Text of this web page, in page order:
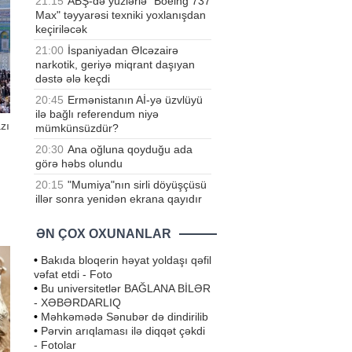
Max" təyyarəsi texniki yoxlanışdan
keçiriləcək
21:00 İspaniyadan Əlcəzairə
narkotik, geriyə miqrant daşıyan
dəstə ələ keçdi
20:45 Ermənistanın Aİ-yə üzvlüyü
ilə bağlı referendum niyə
mümkünsüzdür?
20:30 Ana oğluna qoyduğu ada
görə həbs olundu
20:15 "Mumiya"nın sirli döyüşçüsü
illər sonra yenidən ekrana qayıdır
ƏN ÇOX OXUNANLAR
• Bakıda bloqerin həyat yoldaşı qəfil
vəfat etdi - Foto
• Bu universitetlər BAĞLANA BİLƏR
- XƏBƏRDARLIQ
• Məhkəmədə Sənubər də dindirilib
• Pərvin arıqlaması ilə diqqət çəkdi
- Fotolar